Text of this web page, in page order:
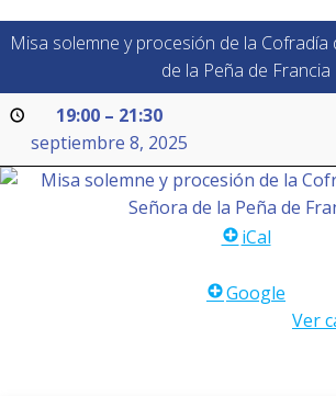
Misa solemne y procesión de la
de la Peña de Francia
19:00 – 21:30
septiembre 8, 2025
iCal
Google
Ver